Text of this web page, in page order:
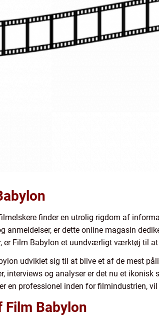
finder en utrolig rigdom af
er dette online magasin
er Film Babylon et uundværligt værktøj til
udviklet sig til at blive et af de mest
interviews og analyser er det nu et
en professionel inden for filmindustrien,
Babylon